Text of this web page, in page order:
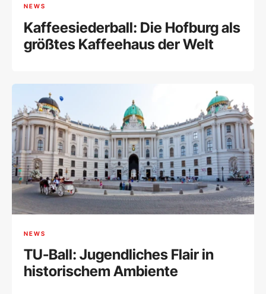
NEWS
Kaffeesiederball: Die Hofburg als
größtes Kaffeehaus der Welt
NEWS
TU-Ball: Jugendliches Flair in
historischem Ambiente